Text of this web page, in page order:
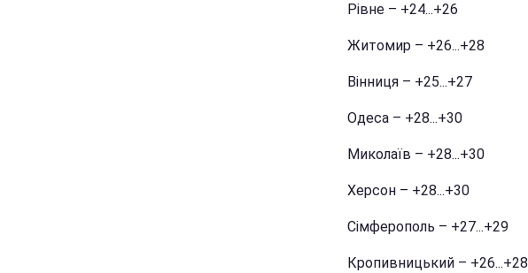
Рівне – +24...+26
Житомир – +26...+28
Вінниця – +25...+27
Одеса – +28...+30
Миколаїв – +28...+30
Херсон – +28...+30
Сімферополь – +27...+29
Кропивницький – +26...+28